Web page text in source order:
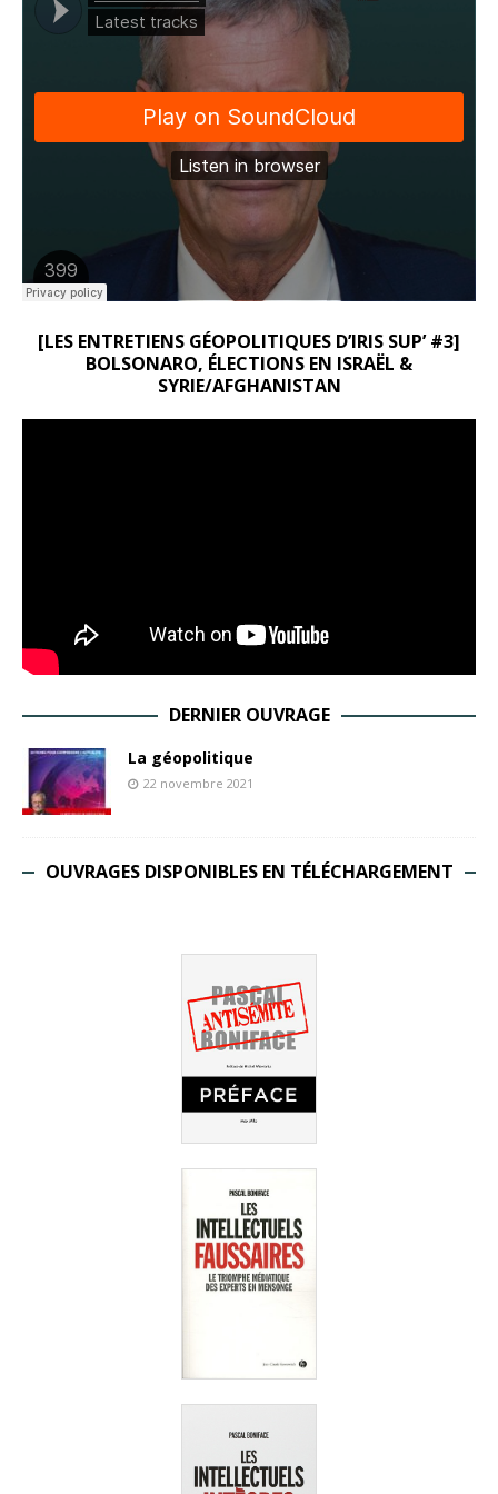
[LES ENTRETIENS GÉOPOLITIQUES D’IRIS SUP’ #3]
BOLSONARO, ÉLECTIONS EN ISRAËL &
SYRIE/AFGHANISTAN
DERNIER OUVRAGE
La géopolitique
22 novembre 2021
OUVRAGES DISPONIBLES EN TÉLÉCHARGEMENT